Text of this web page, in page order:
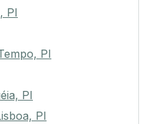
PI
PI
PI
PI